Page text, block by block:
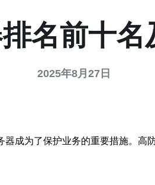
名前十
2025年8月27日
成为了保护业务的重要措施。